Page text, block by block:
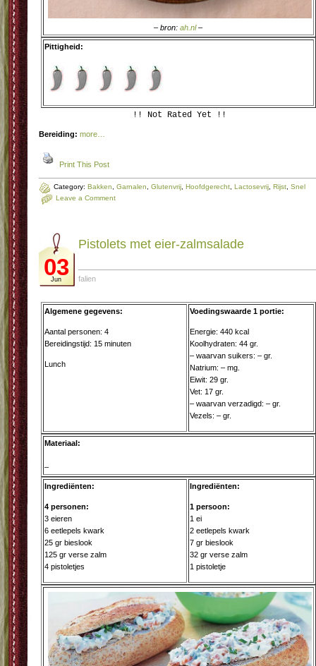
– bron:ah.nl–
Pittigheid:
!! Not Rated Yet !!
Bereiding: more…
Print This Post
Category: Bakken Garnalen Glutenvrij Hoofdgerecht Lactosevrij Rijst Snel
Leave a Comment
03
Jun
Pistolets met eier-zalmsalade
falien
Algemene gegevens:
Aantal personen: 4
Bereidingstijd: 15 minuten
Lunch
Voedingswaarde 1 portie:
Energie: 440 kcal
Koolhydraten: 44 gr.
– waarvan suikers: – gr.
Natrium: – mg.
Eiwit: 29 gr.
Vet: 17 gr.
– waarvan verzadigd: – gr.
Vezels: – gr.
Materiaal:
–
Ingrediënten:
4 personen:
3 eieren
6 eetlepels kwark
25 gr bieslook
125 gr verse zalm
4 pistoletjes
Ingrediënten:
1 persoon:
1 ei
2 eetlepels kwark
7 gr bieslook
32 gr verse zalm
1 pistoletje